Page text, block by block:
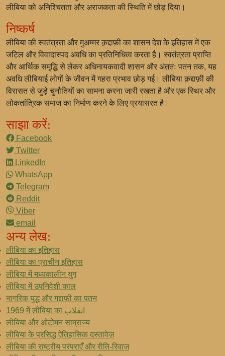
लीबिया को अनिश्चितता और अराजकता की स्थिति में छोड़ दिया।
निष्कर्ष
लीबिया की स्वतंत्रता और मुअम्मर क़द्दाफ़ी का शासन देश के इतिहास में एक
जटिल और विवादास्पद अवधि का प्रतिनिधित्व करता है। स्वतंत्रता प्राप्ति
और आर्थिक समृद्धि से लेकर अधिनायकवादी शासन और अंततः पतन तक, यह
अवधि लीबियाई लोगों के जीवन में गहरा प्रभाव छोड़ गई। लीबिया क़द्दाफ़ी की
विरासत से जुड़े चुनौतियों का सामना करना जारी रखता है और एक स्थिर और
लोकतांत्रिक समाज का निर्माण करने के लिए प्रयासरत है।
साझा करें:
Facebook
Twitter
LinkedIn
WhatsApp
Telegram
Reddit
Viber
email
अन्य लेख:
लीबिया का इतिहास
लीबिया का प्राचीन इतिहास
लीबिया में मध्यकालीन युग
लीबिया में उपनिवेशी काल
नागरिक युद्ध और गद्दाफी का पतन
1969 में लीबिया का انقلاب
लीबिया और ओटोमन साम्राज्य
लीबिया के प्रसिद्ध ऐतिहासिक दस्तावेज़
लीबिया की राष्ट्रीय परंपराएँ और रीति-रिवाज